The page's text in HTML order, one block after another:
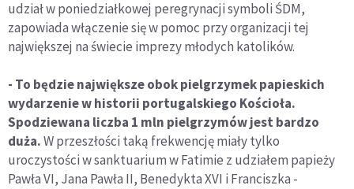
udział w poniedziałkowej peregrynacji symboli ŚDM,
zapowiada włączenie się w pomoc przy organizacji tej
największej na świecie imprezy młodych katolików.
- To będzie największe obok pielgrzymek papieskich
wydarzenie w historii portugalskiego Kościoła.
Spodziewana liczba 1 mln pielgrzymów jest bardzo
duża.W przeszłości taką frekwencję miały tylko
uroczystości w sanktuarium w Fatimie z udziałem papieży
Pawła VI, Jana Pawła II, Benedykta XVI i Franciszka -